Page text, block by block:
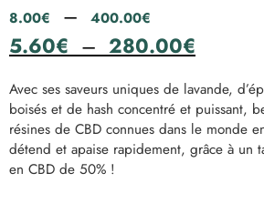
8.00€ – 400.00€
de
8.00€
à
400.00€
5.60€ – 280.00€
prix :
5.60€
à
Avec ses saveurs uniques de lavande,
boisés et de hash concentré et puissant,
résines de CBD connues dans le monde
détend et apaise rapidement, grâce à un
en CBD de 50% !